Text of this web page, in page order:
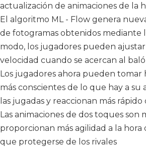
actualización de animaciones de la
El algoritmo ML - Flow genera
de fotogramas obtenidos mediante
modo, los jugadores pueden
velocidad cuando se acercan al
Los jugadores ahora pueden tomar
más conscientes de lo que hay a
las jugadas y reaccionan más
Las animaciones de dos toques son
proporcionan más agilidad a la
que protegerse de los rivales